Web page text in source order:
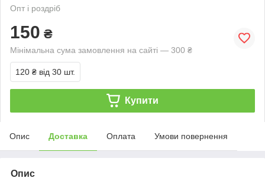
Опт і роздріб
150 ₴
Мінімальна сума замовлення на сайті — 300 ₴
120 ₴ від 30 шт.
Купити
Опис Доставка Оплата Умови повернення
Опис